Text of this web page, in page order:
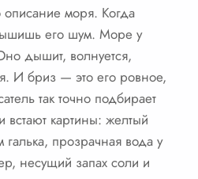
моря. Когда
его шум. Море у
дышит, волнуется,
И бриз — это его ровное,
так точно подбирает
встают картины: желтый
прозрачная вода у
несущий запах соли и